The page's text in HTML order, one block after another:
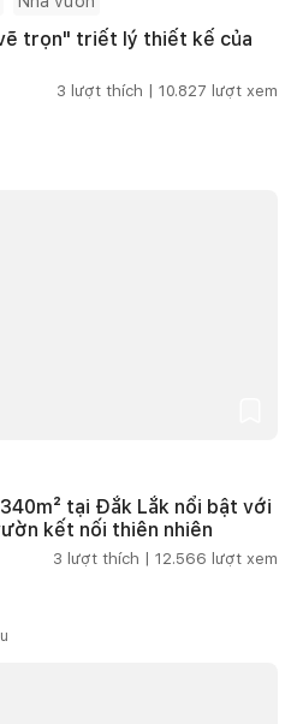
trọn" triết lý thiết kế của
3 lượt thích | 10.827 lượt xem
tại Đắk Lắk nổi bật với
kết nối thiên nhiên
3 lượt thích | 12.566 lượt xem